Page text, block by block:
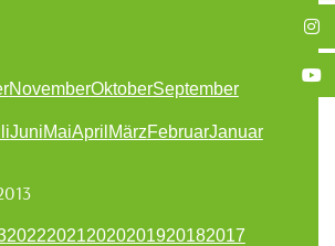
NovemberOktoberSeptember
JuniMaiApril MärzFebruarJanuar
202220212020201920182017